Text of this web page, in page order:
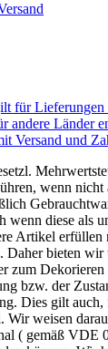
für Lieferungen
andere Länder
Versand und
wenn nicht
wenn diese als
Artikel erfüllen
Daher bieten
zum
bzw. der
Dies gilt
Wir weisen
( gemäß